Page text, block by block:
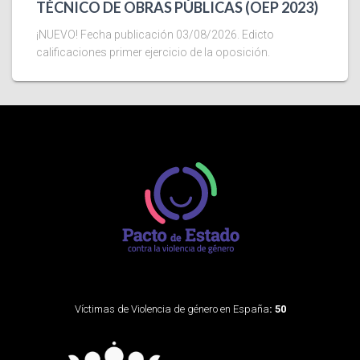
TÉCNICO DE OBRAS PÚBLICAS (OEP 2023)
¡NUEVO! Fecha publicación 03/08/2026. Edicto
calificaciones primer ejercicio de la oposición.
Víctimas de Violencia de género en España: 50